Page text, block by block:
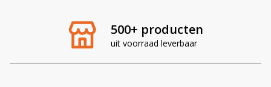
500+ producten
uit voorraad leverbaar